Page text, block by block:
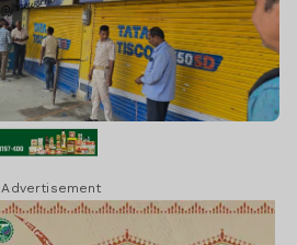
Advertisement